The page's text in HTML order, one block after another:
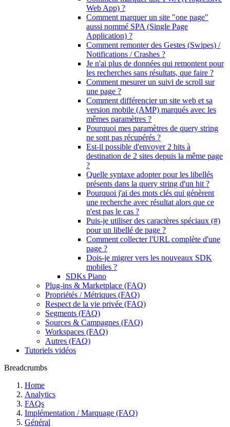
Web App) ?
Comment marquer un site "one page"
aussi nommé SPA (Single Page
Application) ?
Comment remonter des Gestes (Swipes) /
Notifications / Crashes ?
Je n'ai plus de données qui remontent pour
les recherches sans résultats, que faire ?
Comment mesurer un suivi de scroll sur
une page ?
Comment différencier un site web et sa
version mobile (AMP) marqués avec les
mêmes paramètres ?
Pourquoi mes paramètres de query string
ne sont pas récupérés ?
Est-il possible d'envoyer 2 hits à
destination de 2 sites depuis la même page
?
Quelle syntaxe adopter pour les libellés
présents dans la query string d'un hit ?
Pourquoi j'ai des mots clés qui génèrent
une recherche avec résultat alors que ce
n'est pas le cas ?
Puis-je utiliser des caractères spéciaux (#)
pour un libellé de page ?
Comment collecter l'URL complète d'une
page ?
Dois-je migrer vers les nouveaux SDK
mobiles ?
SDKs Piano
Plug-ins & Marketplace (FAQ)
Propriétés / Métriques (FAQ)
Respect de la vie privée (FAQ)
Segments (FAQ)
Sources & Campagnes (FAQ)
Workspaces (FAQ)
Autres (FAQ)
Tutoriels vidéos
Breadcrumbs
Home
Analytics
FAQs
Implémentation / Marquage (FAQ)
Général